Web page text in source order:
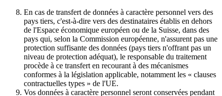
En cas de transfert de données à caractère personnel vers des
pays tiers, c'est-à-dire vers des destinataires établis en dehors
de l'Espace économique européen ou de la Suisse, dans des
pays qui, selon la Commission européenne, n'assurent pas une
protection suffisante des données (pays tiers n'offrant pas un
niveau de protection adéquat), le responsable du traitement
procède à ce transfert en recourant à des mécanismes
conformes à la législation applicable, notamment les « clauses
contractuelles types » de l'UE.
Vos données à caractère personnel seront conservées pendant